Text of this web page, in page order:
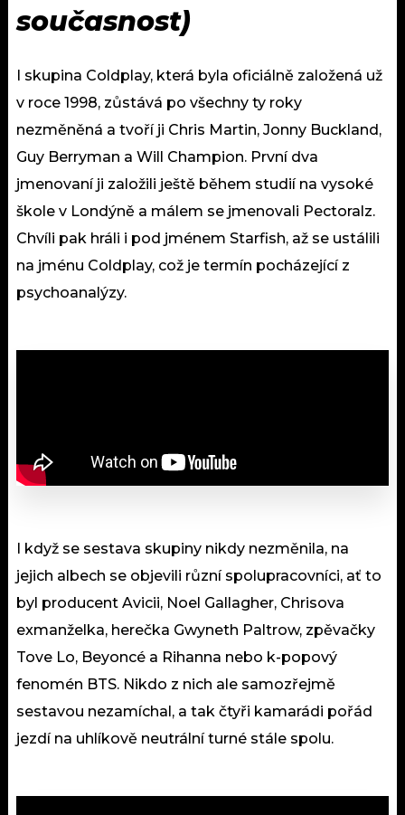
současnost)
I skupina Coldplay, která byla oficiálně založená už
v roce 1998, zůstává po všechny ty roky
nezměněná a tvoří ji Chris Martin, Jonny Buckland,
Guy Berryman a Will Champion. První dva
jmenovaní ji založili ještě během studií na vysoké
škole v Londýně a málem se jmenovali Pectoralz.
Chvíli pak hráli i pod jménem Starfish, až se ustálili
na jménu Coldplay, což je termín pocházející z
psychoanalýzy.
I když se sestava skupiny nikdy nezměnila, na
jejich albech se objevili různí spolupracovníci, ať to
byl producent Avicii, Noel Gallagher, Chrisova
exmanželka, herečka Gwyneth Paltrow, zpěvačky
Tove Lo, Beyoncé a Rihanna nebo k-popový
fenomén BTS. Nikdo z nich ale samozřejmě
sestavou nezamíchal, a tak čtyři kamarádi pořád
jezdí na uhlíkově neutrální turné stále spolu.